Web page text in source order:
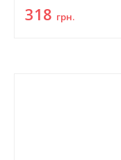
318 грн.